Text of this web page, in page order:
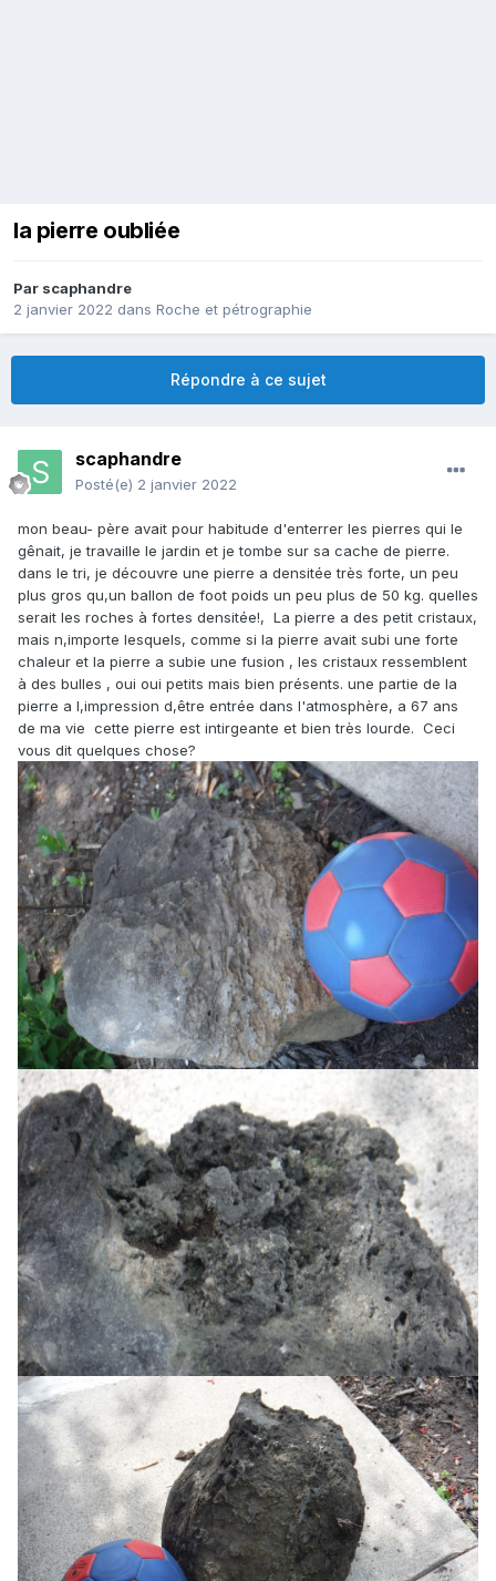
la pierre oubliée
Par scaphandre
2 janvier 2022 dans Roche et pétrographie
Répondre à ce sujet
scaphandre
Posté(e) 2 janvier 2022
mon beau- père avait pour habitude d'enterrer les pierres qui le
gênait, je travaille le jardin et je tombe sur sa cache de pierre.
dans le tri, je découvre une pierre a densitée très forte, un peu
plus gros qu,un ballon de foot poids un peu plus de 50 kg. quelles
serait les roches à fortes densitée!, La pierre a des petit cristaux,
mais n,importe lesquels, comme si la pierre avait subi une forte
chaleur et la pierre a subie une fusion , les cristaux ressemblent
à des bulles , oui oui petits mais bien présents. une partie de la
pierre a l,impression d,être entrée dans l'atmosphère, a 67 ans
de ma vie cette pierre est intirgeante et bien très lourde. Ceci
vous dit quelques chose?